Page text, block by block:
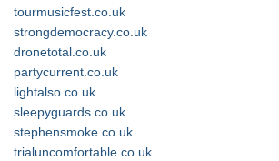
tourmusicfest.co.uk
strongdemocracy.co.uk
dronetotal.co.uk
partycurrent.co.uk
lightalso.co.uk
sleepyguards.co.uk
stephensmoke.co.uk
trialuncomfortable.co.uk